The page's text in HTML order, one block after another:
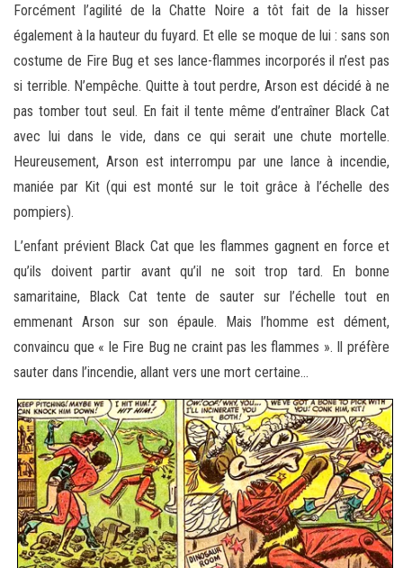
Forcément l’agilité de la Chatte Noire a tôt fait de la hisser
également à la hauteur du fuyard. Et elle se moque de lui : sans son
costume de Fire Bug et ses lance-flammes incorporés il n’est pas
si terrible. N’empêche. Quitte à tout perdre, Arson est décidé à ne
pas tomber tout seul. En fait il tente même d’entraîner Black Cat
avec lui dans le vide, dans ce qui serait une chute mortelle.
Heureusement, Arson est interrompu par une lance à incendie,
maniée par Kit (qui est monté sur le toit grâce à l’échelle des
pompiers).
L’enfant prévient Black Cat que les flammes gagnent en force et
qu’ils doivent partir avant qu’il ne soit trop tard. En bonne
samaritaine, Black Cat tente de sauter sur l’échelle tout en
emmenant Arson sur son épaule. Mais l’homme est dément,
convaincu que « le Fire Bug ne craint pas les flammes ». Il préfère
sauter dans l’incendie, allant vers une mort certaine…